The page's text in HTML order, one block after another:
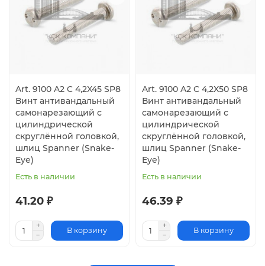
Art. 9100 A2 C 4,2X45 SP8
Винт антивандальный
самонарезающий с
цилиндрической
скруглённой головкой,
шлиц Spanner (Snake-
Eye)
Есть в наличии
41.20 ₽
В корзину
Art. 9100 A2 C 4,2X50 SP8
Винт антивандальный
самонарезающий с
цилиндрической
скруглённой головкой,
шлиц Spanner (Snake-
Eye)
Есть в наличии
46.39 ₽
В корзину